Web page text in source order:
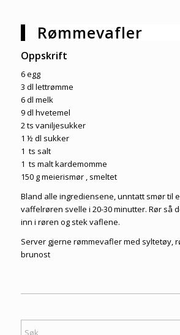
Rømmevafler
Oppskrift
6 egg
3 dl lettrømme
6 dl melk
9 dl hvetemel
2 ts vaniljesukker
1 ½ dl sukker
1 ts salt
1 ts malt kardemomme
150 g meierismør , smeltet
Bland alle ingrediensene, unntatt smør til
vaffelrøren svelle i 20-30 minutter. Rør så
inn i røren og stek vaflene.
Server gjerne rømmevafler med syltetøy,
brunost